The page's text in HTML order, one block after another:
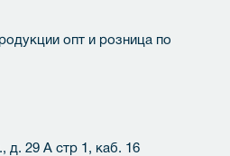
опт и розница по
д. 29 А стр 1, каб. 16